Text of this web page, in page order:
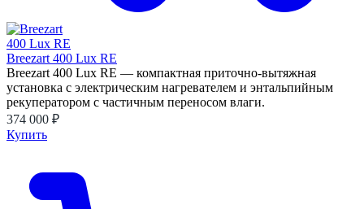
Breezart 400 Lux RE
Breezart 400 Lux RE — компактная приточно-вытяжная
установка с электрическим нагревателем и энтальпийным
рекуператором с частичным переносом влаги.
374 000 ₽
Купить